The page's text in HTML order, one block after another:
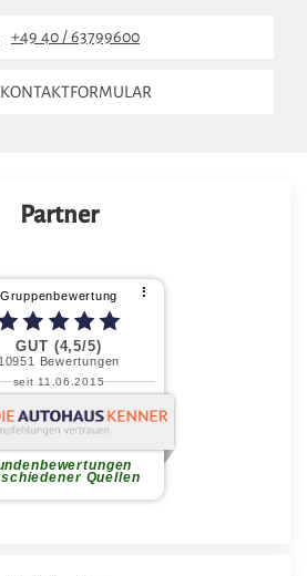
+49 40 / 63799600
KONTAKTFORMULAR
Partner